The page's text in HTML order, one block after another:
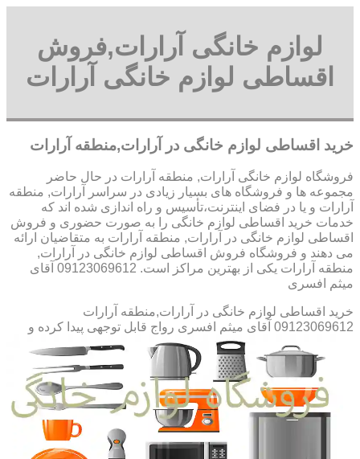
لوازم خانگی آرارات,فروش
اقساطی لوازم خانگی آرارات
خرید اقساطی لوازم خانگی در آرارات,منطقه آرارات
فروشگاه لوازم خانگی آرارات, منطقه آرارات در حال حاضر
مجموعه ها و فروشگاه های بسیار زیادی در سراسر آرارات, منطقه
آرارات و یا در فضای اینترنت،تأسیس و راه اندازی شده اند که
خدمات خرید اقساطی لوازم خانگی را به صورت حضوری و فروش
اقساطی لوازم خانگی در آرارات, منطقه آرارات به متقاضیان ارائه
می دهند و فروشگاه فروش اقساطی لوازم خانگی در آرارات,
منطقه آرارات یکی از بهترین مراکز است. 09123069612 آقای
میثم افسری
خرید اقساطی لوازم خانگی در آرارات,منطقه آرارات
09123069612 آقای میثم افسری
رواج قابل توجهی پیدا کرده و